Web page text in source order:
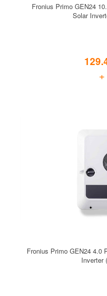
Fronius Primo GEN24
Solar
Fronius Primo GEN24 4.0
Inverter